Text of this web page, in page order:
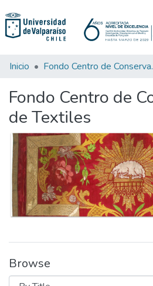
Communities & Collections
All of DSpace
Inicio Fondo
Fondo Centro de
de Textiles
Browse